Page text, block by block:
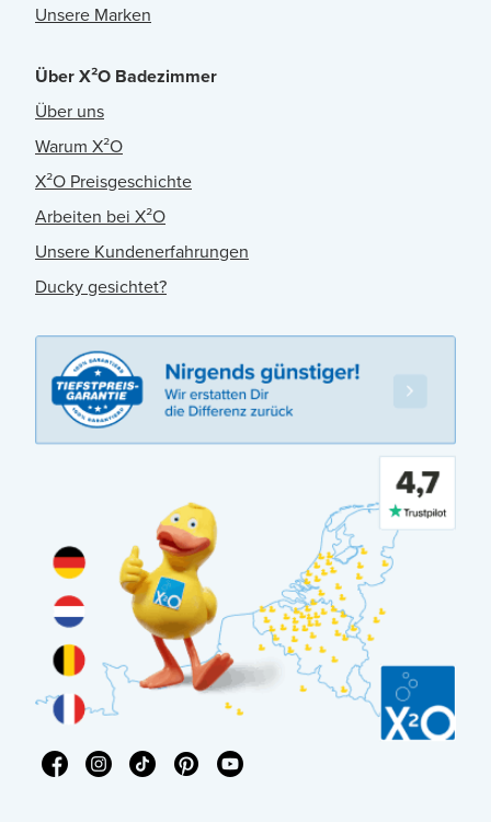
Unsere Marken
Über X²O Badezimmer
Über uns
Warum X²O
X²O Preisgeschichte
Arbeiten bei X²O
Unsere Kundenerfahrungen
Ducky gesichtet?